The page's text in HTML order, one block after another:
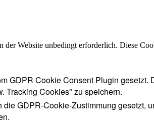
Website unbedingt erforderlich. Diese
GDPR Cookie Consent Plugin
Tracking Cookies" zu speichern.
die GDPR-Cookie-Zustimmung gesetzt,